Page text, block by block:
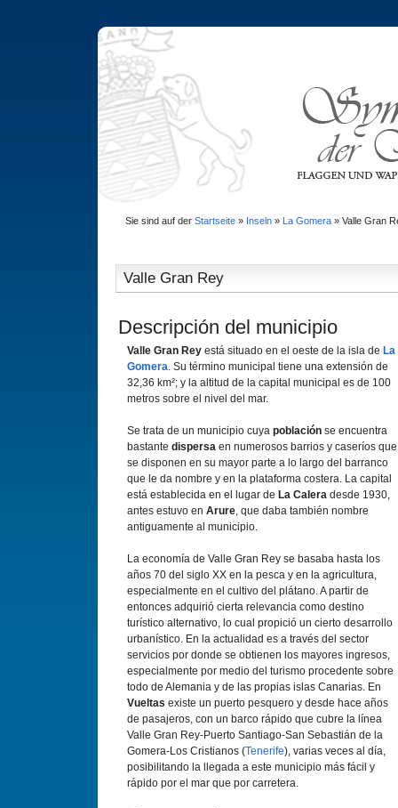
Sie sind auf der Startseite» Inseln» La Gomera» Valle Gran
Valle Gran Rey
Descripción del municipio
Valle Gran Rey está situado en el oeste de la isla de La
Gomera. Su término municipal tiene una extensión de
32,36 km²; y la altitud de la capital municipal es de 100
metros sobre el nivel del mar.
Se trata de un municipio cuya población se encuentra
bastante dispersa en numerosos barrios y caseríos que
se disponen en su mayor parte a lo largo del barranco
que le da nombre y en la plataforma costera. La capital
está establecida en el lugar de La Calera desde 1930,
antes estuvo en Arure, que daba también nombre
antiguamente al municipio.
La economía de Valle Gran Rey se basaba hasta los
años 70 del siglo XX en la pesca y en la agricultura,
especialmente en el cultivo del plátano. A partir de
entonces adquirió cierta relevancia como destino
turístico alternativo, lo cual propició un cierto desarrollo
urbanístico. En la actualidad es a través del sector
servicios por donde se obtienen los mayores ingresos,
especialmente por medio del turismo procedente sobre
todo de Alemania y de las propias islas Canarias. En
Vueltas existe un puerto pesquero y desde hace años
de pasajeros, con un barco rápido que cubre la línea
Valle Gran Rey-Puerto Santiago-San Sebastián de la
Gomera-Los Cristianos (Tenerife), varias veces al día,
posibilitando la llegada a este municipio más fácil y
rápido por el mar que por carretera.